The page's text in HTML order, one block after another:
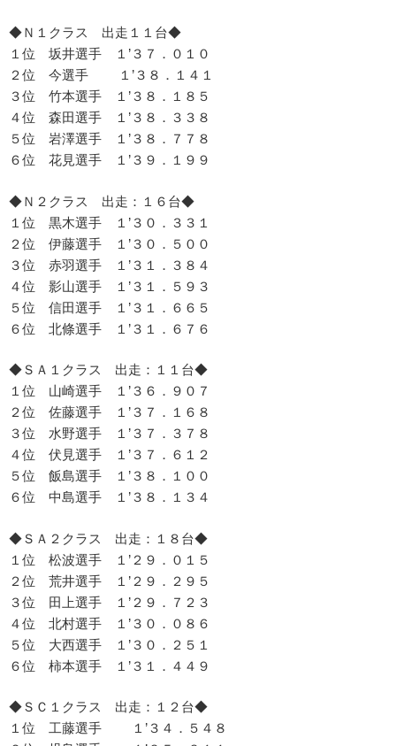
◆Ｎ１クラス 出走１１台◆
１位 坂井選手 １’３７．０１０
２位 今選手 １’３８．１４１
３位 竹本選手 １’３８．１８５
４位 森田選手 １’３８．３３８
５位 岩澤選手 １’３８．７７８
６位 花見選手 １’３９．１９９
◆Ｎ２クラス 出走：１６台◆
１位 黒木選手 １’３０．３３１
２位 伊藤選手 １’３０．５００
３位 赤羽選手 １’３１．３８４
４位 影山選手 １’３１．５９３
５位 信田選手 １’３１．６６５
６位 北條選手 １’３１．６７６
◆ＳＡ１クラス 出走：１１台◆
１位 山崎選手 １’３６．９０７
２位 佐藤選手 １’３７．１６８
３位 水野選手 １’３７．３７８
４位 伏見選手 １’３７．６１２
５位 飯島選手 １’３８．１００
６位 中島選手 １’３８．１３４
◆ＳＡ２クラス 出走：１８台◆
１位 松波選手 １’２９．０１５
２位 荒井選手 １’２９．２９５
３位 田上選手 １’２９．７２３
４位 北村選手 １’３０．０８６
５位 大西選手 １’３０．２５１
６位 柿本選手 １’３１．４４９
◆ＳＣ１クラス 出走：１２台◆
１位 工藤選手 １’３４．５４８